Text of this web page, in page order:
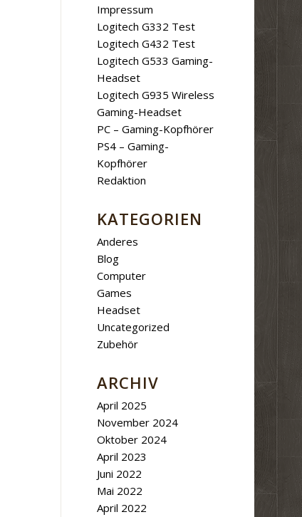
Impressum
Logitech G332 Test
Logitech G432 Test
Logitech G533 Gaming-
Headset
Logitech G935 Wireless
Gaming-Headset
PC – Gaming-Kopfhörer
PS4 – Gaming-
Kopfhörer
Redaktion
KATEGORIEN
Anderes
Blog
Computer
Games
Headset
Uncategorized
Zubehör
ARCHIV
April 2025
November 2024
Oktober 2024
April 2023
Juni 2022
Mai 2022
April 2022